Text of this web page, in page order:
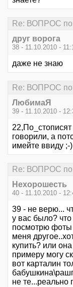
Re: ВОПРОС
друг ворога
38 - 11.10.2010 -
даже не знаю
Re: ВОПРОС
ЛюбимаЯ
39 - 11.10.2010 -
говорили, а
имейте ввиду ;-)
Re: ВОПРОС
Нехорошесть
40 - 11.10.2010 -
39 - не верю...
у вас было?
посмотрю фоты
меня
купить? или
примеру могу
вот карталин
не те...реально